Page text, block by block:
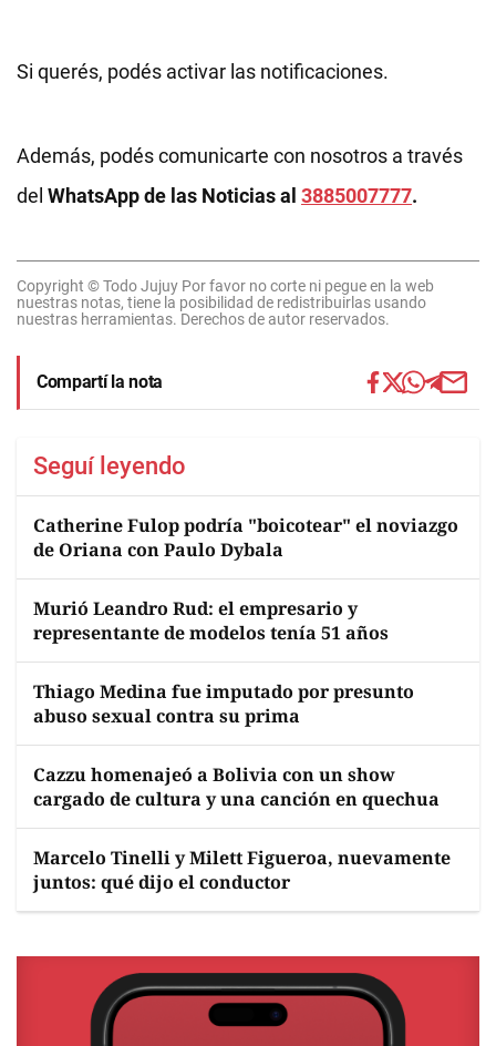
Si querés, podés activar las notificaciones.
Además, podés comunicarte con nosotros a través
del WhatsApp de las Noticias al 3885007777.
Copyright © Todo Jujuy Por favor no corte ni pegue en la web
nuestras notas, tiene la posibilidad de redistribuirlas usando
nuestras herramientas. Derechos de autor reservados.
Compartí la nota
Seguí leyendo
Catherine Fulop podría "boicotear" el noviazgo
de Oriana con Paulo Dybala
Murió Leandro Rud: el empresario y
representante de modelos tenía 51 años
Thiago Medina fue imputado por presunto
abuso sexual contra su prima
Cazzu homenajeó a Bolivia con un show
cargado de cultura y una canción en quechua
Marcelo Tinelli y Milett Figueroa, nuevamente
juntos: qué dijo el conductor